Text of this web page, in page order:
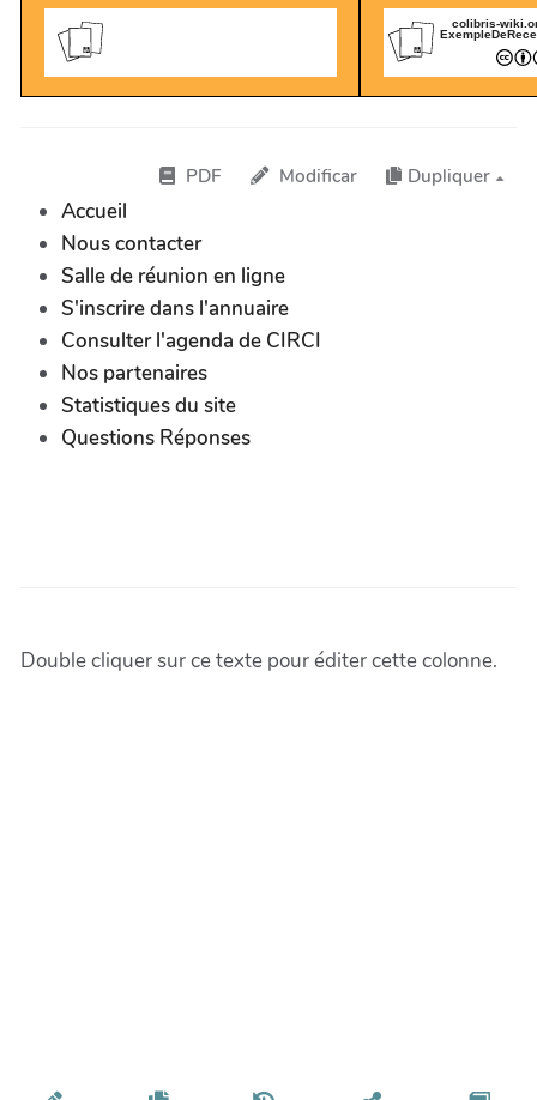
colibris-
PDF Modificar Dupliquer
Accueil
Nous contacter
Salle de réunion en ligne
S'inscrire dans l'annuaire
Consulter l'agenda de CIRCI
Nos partenaires
Statistiques du site
Questions Réponses
Double cliquer sur ce texte pour éditer cette colonne.